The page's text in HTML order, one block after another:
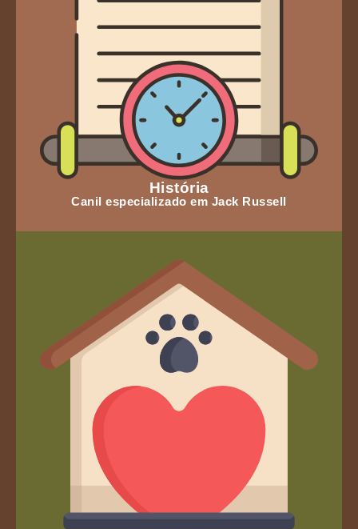
História
Canil especializado em Jack Russell